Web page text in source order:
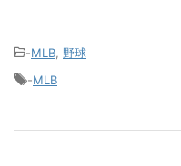
-MLB, 野球
-MLB